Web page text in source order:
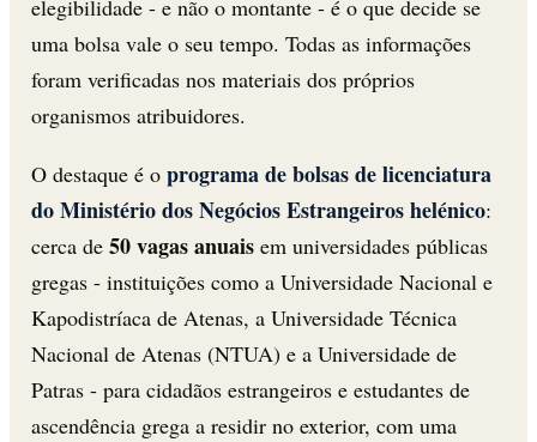
elegibilidade - e não o montante - é o que decide se
uma bolsa vale o seu tempo. Todas as informações
foram verificadas nos materiais dos próprios
organismos atribuidores.
O destaque é o programa de bolsas de licenciatura
do Ministério dos Negócios Estrangeiros helénico:
cerca de 50 vagas anuais em universidades públicas
gregas - instituições como a Universidade Nacional e
Kapodistríaca de Atenas, a Universidade Técnica
Nacional de Atenas (NTUA) e a Universidade de
Patras - para cidadãos estrangeiros e estudantes de
ascendência grega a residir no exterior, com uma